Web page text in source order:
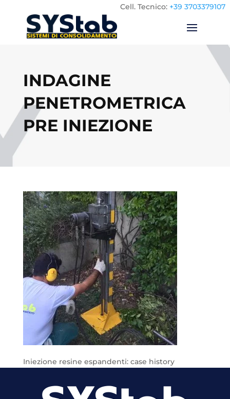
Cell. Tecnico: +39 3703379107
INDAGINE
PENETROMETRICA
PRE INIEZIONE
Iniezione resine espandenti: case history